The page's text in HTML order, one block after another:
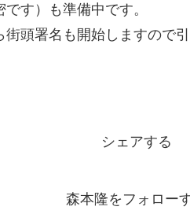
す）も準備中です。
頭署名も開始しますので
シェアする
森本隆をフォロー